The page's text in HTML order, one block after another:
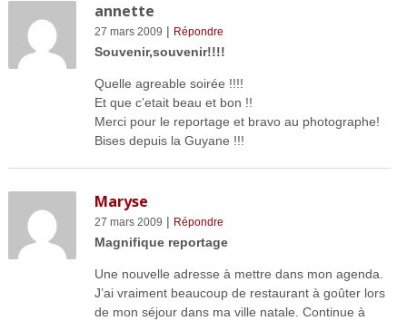
annette
27 mars 2009 | Répondre
Souvenir,souvenir!!!!
Quelle agreable soirée !!!!
Et que c’etait beau et bon !!
Merci pour le reportage et bravo au photographe!
Bises depuis la Guyane !!!
Maryse
27 mars 2009 | Répondre
Magnifique reportage
Une nouvelle adresse à mettre dans mon agenda.
J’ai vraiment beaucoup de restaurant à goûter lors
de mon séjour dans ma ville natale. Continue à